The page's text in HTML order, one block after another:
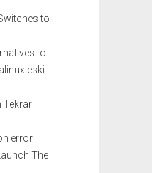
to
to
eski
Tekrar
error
The